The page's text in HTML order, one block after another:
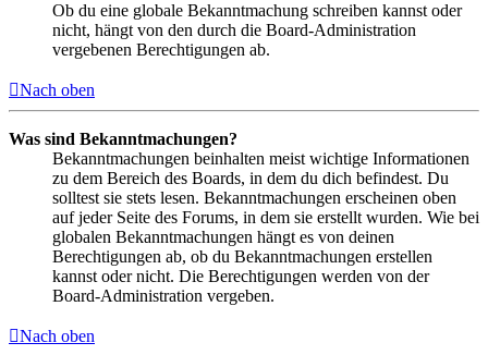
Ob du eine globale Bekanntmachung schreiben kannst oder
nicht, hängt von den durch die Board-Administration
vergebenen Berechtigungen ab.
Nach oben
Was sind Bekanntmachungen?
Bekanntmachungen beinhalten meist wichtige Informationen
zu dem Bereich des Boards, in dem du dich befindest. Du
solltest sie stets lesen. Bekanntmachungen erscheinen oben
auf jeder Seite des Forums, in dem sie erstellt wurden. Wie bei
globalen Bekanntmachungen hängt es von deinen
Berechtigungen ab, ob du Bekanntmachungen erstellen
kannst oder nicht. Die Berechtigungen werden von der
Board-Administration vergeben.
Nach oben